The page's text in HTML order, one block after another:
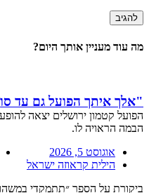
מה עוד מעניין אותך היום?
"אלך איתך הפועל גם עד
הפועל קטמון ירושלים יצאה
הבמה הראויה לו.
אוגוסט 5, 2026
הילית קראוזה ישראל